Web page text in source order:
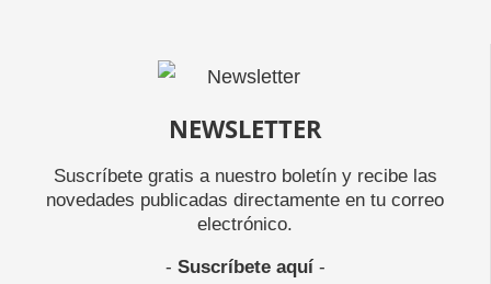
NEWSLETTER
Suscríbete gratis a nuestro boletín y recibe las
novedades publicadas directamente en tu correo
electrónico.
- Suscríbete aquí-